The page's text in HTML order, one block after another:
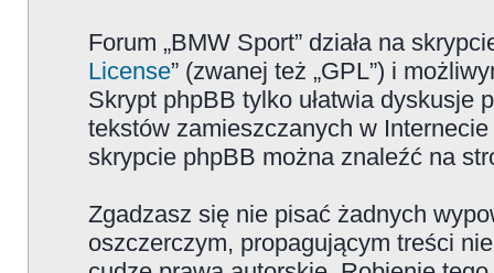
Forum „BMW Sport” działa na
License” (zwanej też „GPL”) i
Skrypt phpBB tylko ułatwia dyskusje
tekstów zamieszczanych w
skrypcie phpBB można znaleźć na
Zgadzasz się nie pisać żadnych
oszczerczym, propagującym treści